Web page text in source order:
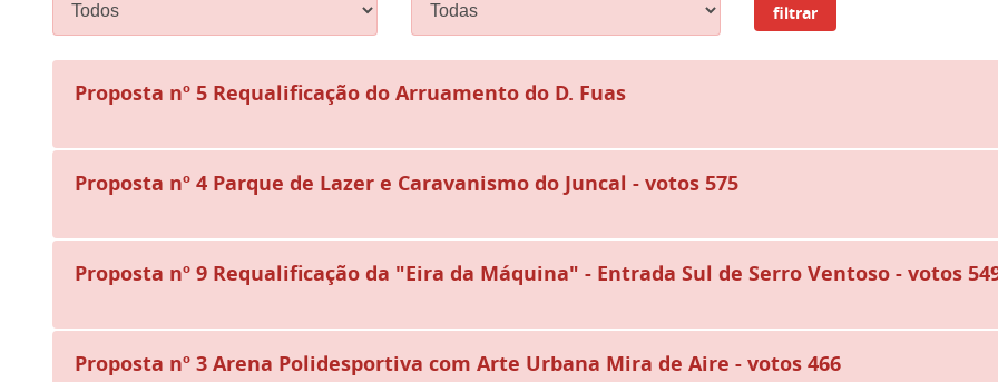
filtrar
Proposta nº 5 Requalificação do Arruamento do D. Fuas
Proposta nº 4 Parque de Lazer e Caravanismo do Juncal - votos 575
Proposta nº 9 Requalificação da "Eira da Máquina" - Entrada Sul de Serro Ventoso - votos
Proposta nº 3 Arena Polidesportiva com Arte Urbana Mira de Aire - votos 466